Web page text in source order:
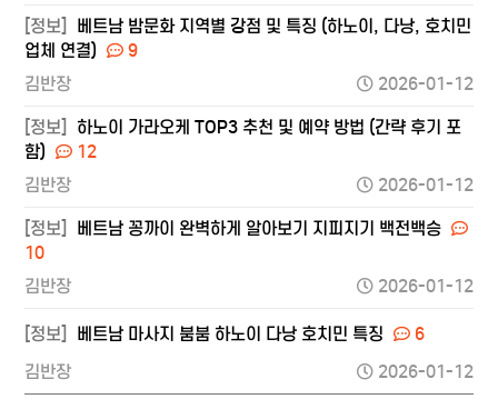
[정보]
베트남 밤문화 지역별 강점 및 특징 (하노이, 다낭, 호치민
업체 연결)
9
김반장
2026-01-12
[정보]
하노이 가라오케 TOP3 추천 및 예약 방법 (간략 후기 포
함)
12
김반장
2026-01-12
[정보]
베트남 꽁까이 완벽하게 알아보기 지피지기 백전백승
10
김반장
2026-01-12
[정보] 베트남 마사지 붐붐 하노이 다낭 호치민 특징
6
김반장
2026-01-12